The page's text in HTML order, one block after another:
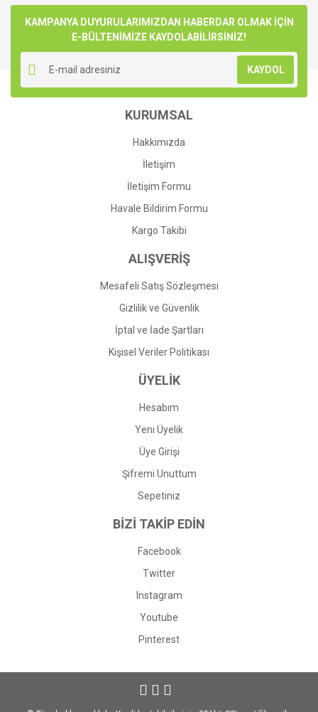
Yorum Yaz
kullanarak tarafımıza iletebilirsiniz.
Görüş ve önerileriniz için teşekkür ederiz.
Ürün resmi kalitesiz, bozuk veya görüntülenemiyor.
Ürün açıklamasında eksik bilgiler bulunuyor.
Ürün bilgilerinde hatalar bulunuyor.
Ürün fiyatı diğer sitelerden daha pahalı.
Gönder
KAMPANYA DUYURULARIMIZDAN HABERDAR OLMAK İÇİN
E-BÜLTENİMİZE KAYDOLABİLİRSİNİZ!
KAYDOL
KURUMSAL
Hakkımızda
İletişim
İletişim Formu
Havale Bildirim Formu
Kargo Takibi
ALIŞVERİŞ
Mesafeli Satış Sözleşmesi
Gizlilik ve Güvenlik
İptal ve İade Şartları
Kişisel Veriler Politikası
ÜYELİK
Hesabım
Yeni Üyelik
Üye Girişi
Şifremi Unuttum
Sepetiniz
BİZİ TAKİP EDİN
Facebook
Twitter
Instagram
Youtube
Pinterest